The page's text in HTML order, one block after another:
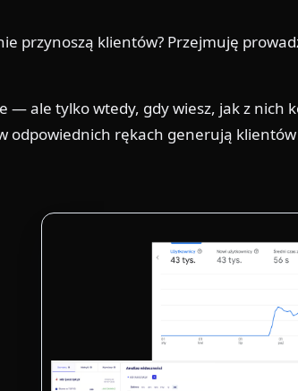
przynoszą klientów? Przejmuję
ale tylko wtedy, gdy wiesz, jak z
rękach generują klientów